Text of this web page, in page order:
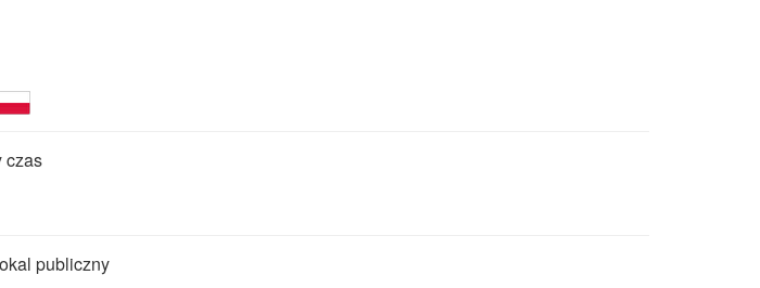
czas
publiczny